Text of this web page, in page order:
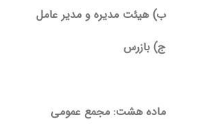
ب) هیئت مدیره و مدیر عامل
ج) بازرس
ماده هشت: مجمع عمومی